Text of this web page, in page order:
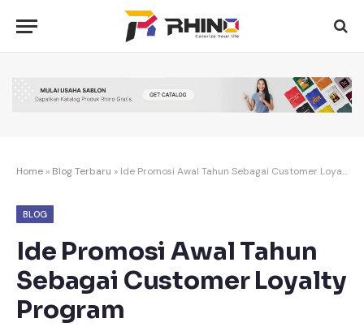
Home » Blog Terbaru » Ide Promosi Awal Tahun Sebagai Customer Loyalty Program
BLOG
Ide Promosi Awal Tahun
Sebagai Customer Loyalty
Program